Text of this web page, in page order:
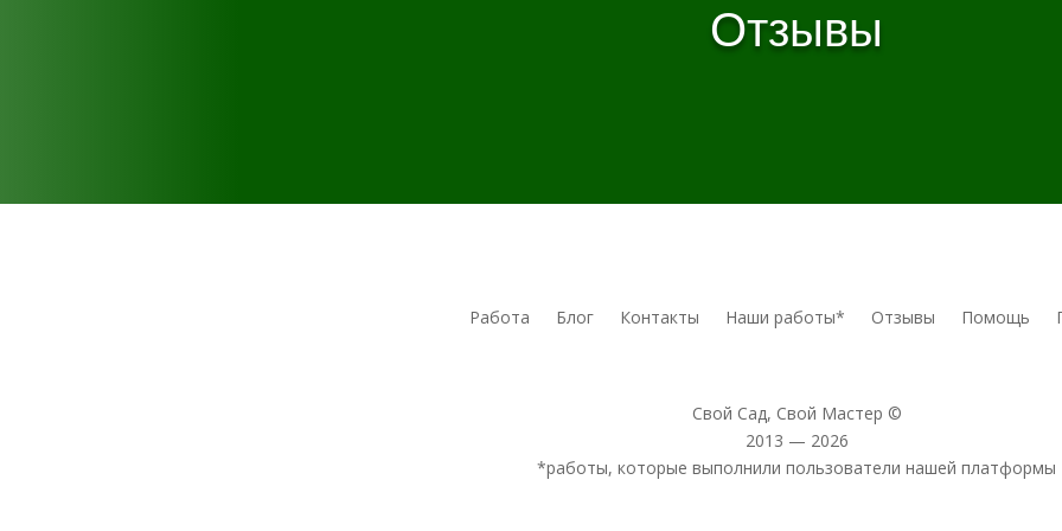
Отзывы
Работа Блог Контакты Наши работы* Отзывы Помощь
Свой Сад, Свой Мастер ©
2013 — 2026
*работы, которые выполнили пользователи нашей платформы